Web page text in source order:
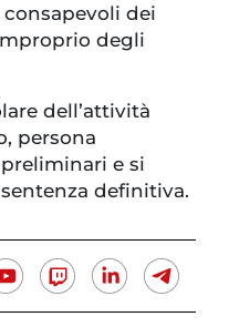
dei
degli
dell’attività
persona
e si
definitiva.